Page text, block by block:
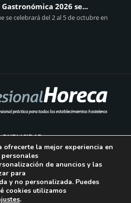
2026 se...
se celebrará del 2 al 5 de octubre en
PUBLICIDAD
ofrecerte la mejor experiencia en
de anuncios y las
para
y no personalizada. Puedes
cookies utilizamos
.